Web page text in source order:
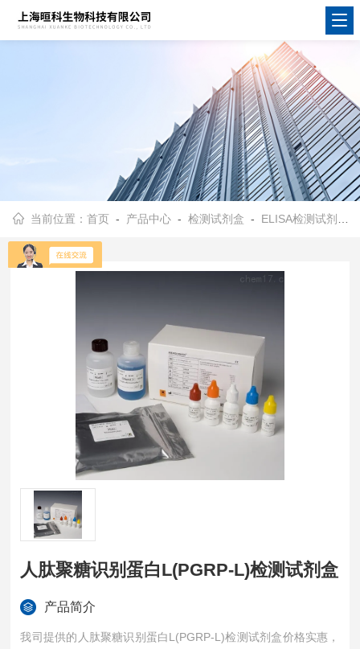
当前位置：首页 - 产品中心 -检测试剂盒 - ELISA检测试剂盒
人肽聚糖识别蛋白L(PGRP-L)检测试剂盒
产品简介
我司提供的人肽聚糖识别蛋白L(PGRP-L)检测试剂盒价格实惠，